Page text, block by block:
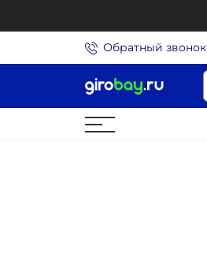
Обратный звонок